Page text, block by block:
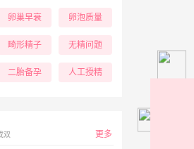
卵巢早衰 卵泡质量
畸形精子 无精问题
二胎备孕 人工授精
双 更多